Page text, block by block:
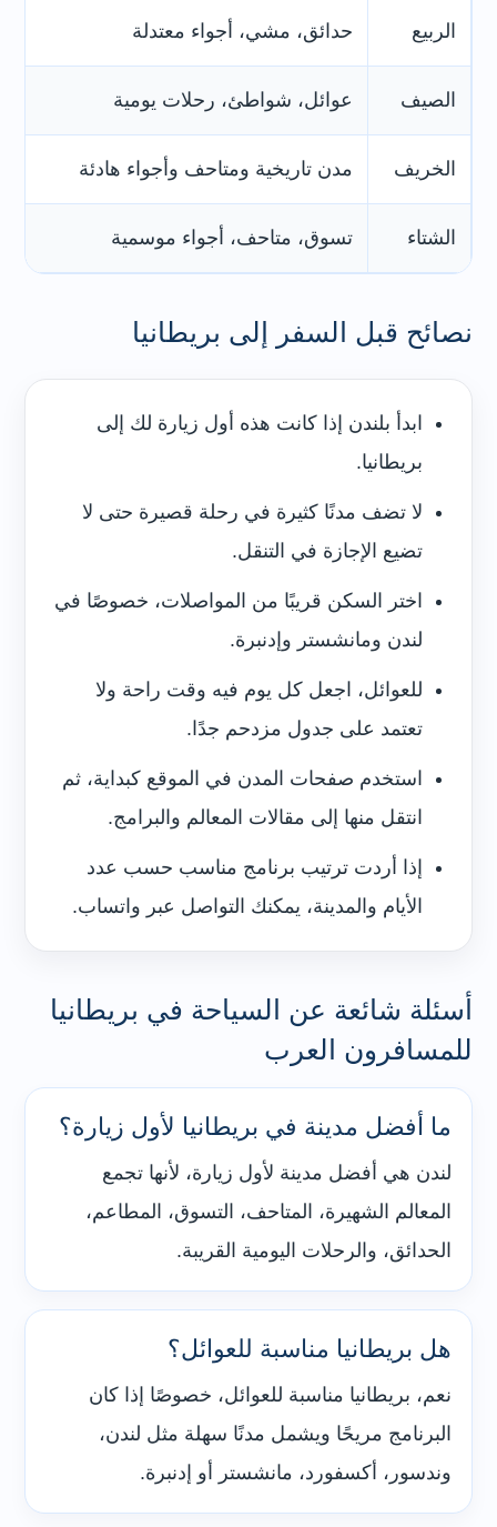
الربيع حدائق، مشي، أجواء معتدلة
الصيف عوائل، شواطئ، رحلات يومية
الخريف مدن تاريخية ومتاحف وأجواء هادئة
الشتاء تسوق، متاحف، أجواء موسمية
نصائح قبل السفر إلى بريطانيا
ابدأ بلندن إذا كانت هذه أول زيارة لك إلى
بريطانيا.
لا تضف مدنًا كثيرة في رحلة قصيرة حتى لا
تضيع الإجازة في التنقل.
اختر السكن قريبًا من المواصلات، خصوصًا في
لندن ومانشستر وإدنبرة.
للعوائل، اجعل كل يوم فيه وقت راحة ولا
تعتمد على جدول مزدحم جدًا.
استخدم صفحات المدن في الموقع كبداية، ثم
انتقل منها إلى مقالات المعالم والبرامج.
إذا أردت ترتيب برنامج مناسب حسب عدد
الأيام والمدينة، يمكنك التواصل عبر واتساب.
أسئلة شائعة عن السياحة في بريطانيا
للمسافرون العرب
ما أفضل مدينة في بريطانيا لأول زيارة؟
لندن هي أفضل مدينة لأول زيارة، لأنها تجمع
المعالم الشهيرة، المتاحف، التسوق، المطاعم،
الحدائق، والرحلات اليومية القريبة.
هل بريطانيا مناسبة للعوائل؟
نعم، بريطانيا مناسبة للعوائل، خصوصًا إذا كان
البرنامج مريحًا ويشمل مدنًا سهلة مثل لندن،
وندسور، أكسفورد، مانشستر أو إدنبرة.